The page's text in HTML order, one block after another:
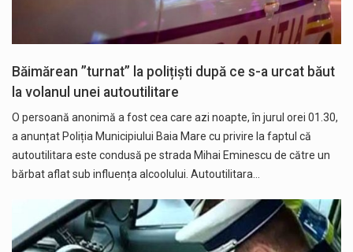
Băimărean ”turnat” la polițiști după ce s-a urcat băut
la volanul unei autoutilitare
O persoană anonimă a fost cea care azi noapte, în jurul orei 01.30,
a anunțat Poliția Municipiului Baia Mare cu privire la faptul că
autoutilitara este condusă pe strada Mihai Eminescu de către un
bărbat aflat sub influența alcoolului. Autoutilitara…